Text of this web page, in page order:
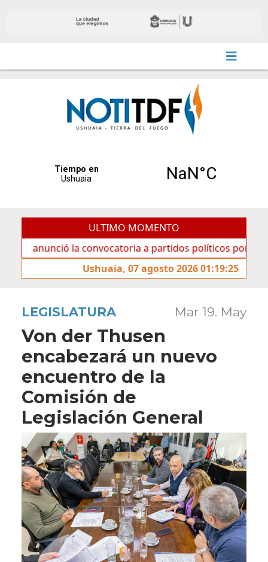
ULTIMO MOMENTO
la convocatoria a partidos políticos por «ficha
Ushuaia, 07 agosto 2026 01:19:25
LEGISLATURA Mar 19. May
Von der Thusen
encabezará un nuevo
encuentro de la
Comisión de
Legislación General